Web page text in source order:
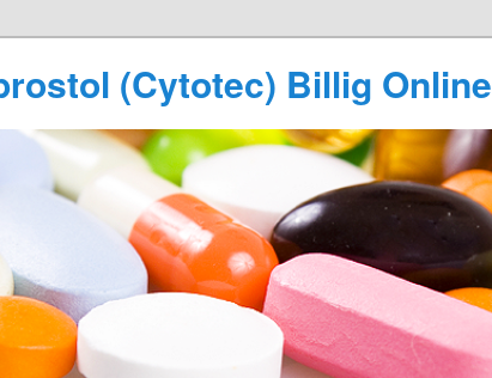
(Cytotec) Billig Online